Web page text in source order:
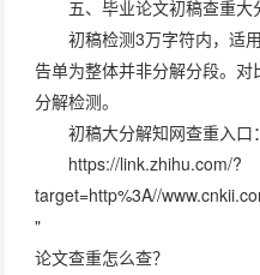
五、毕业论文初稿查重大
初稿检测3万字符内，适
告单为整体并非分解分段。
分解检测。
初稿大分解知网查重入口：
https://link.zhihu.com/?
target=http%3A//
"
论文查重怎么查？